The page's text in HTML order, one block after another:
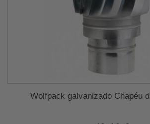
Wolfpack galvanizado Chapéu